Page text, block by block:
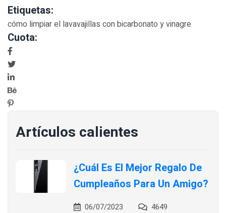
Artículos calientes
¿Cuál Es El Mejor Regalo De
Cumpleaños Para Un Amigo?
06/07/2023 4649
Etiquetas:
cómo limpiar el lavavajillas con bicarbonato y vinagre
Cuota: